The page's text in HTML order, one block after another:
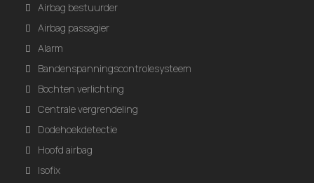
Airbag bestuurder
Airbag passagier
Alarm
Bandenspanningscontrolesysteem
Bochten verlichting
Centrale vergrendeling
Dodehoekdetectie
Hoofd airbag
Isofix